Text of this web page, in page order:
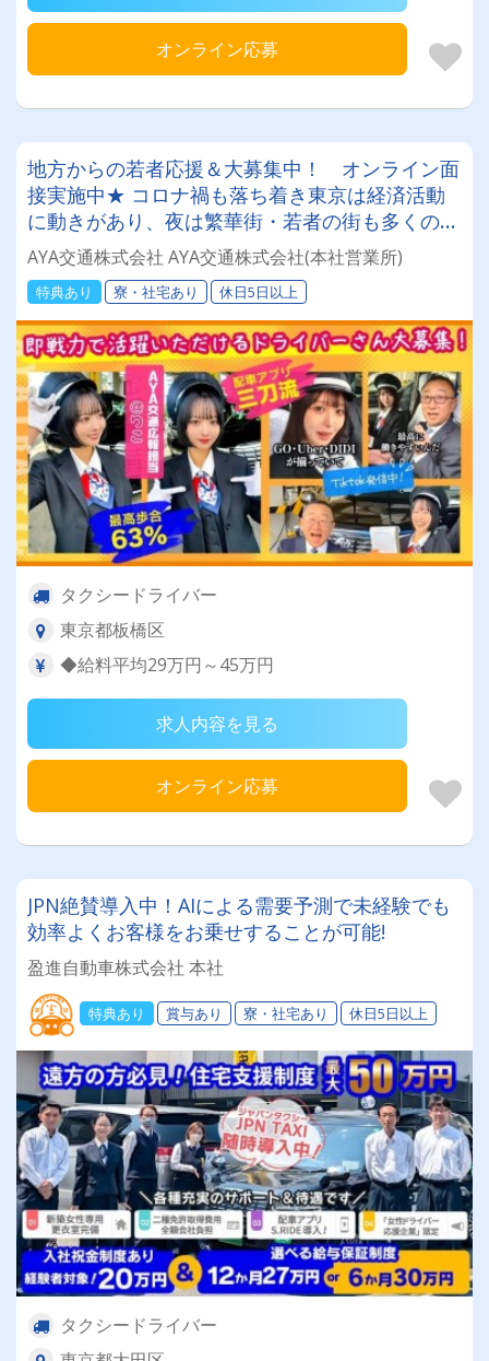
オンライン応募
地方からの若者応援＆大募集中！ オンライン面
接実施中★ コロナ禍も落ち着き東京は経済活動
に動きがあり、夜は繁華街・若者の街も多くの人
で活気が出てきています。わからないことは何で
もご相談ください。
AYA交通株式会社 AYA交通株式会社(本社営業所)
特典あり 寮・社宅あり 休日5日以上
タクシードライバー
東京都板橋区
◆給料平均29万円～45万円
求人内容を見る
オンライン応募
JPN絶賛導入中！AIによる需要予測で未経験でも
効率よくお客様をお乗せすることが可能!
盈進自動車株式会社 本社
特典あり 賞与あり 寮・社宅あり 休日5日以上
タクシードライバー